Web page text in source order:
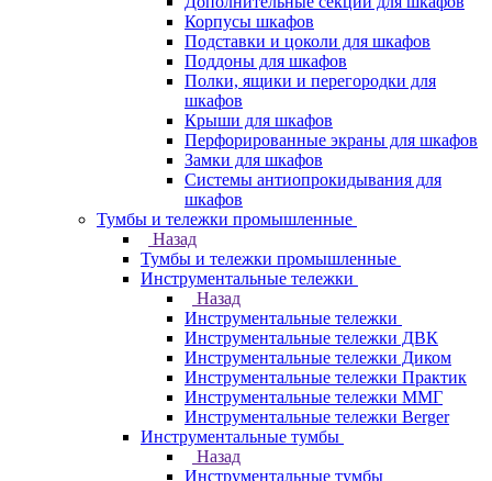
Корпусы шкафов
Подставки и цоколи для шкафов
Поддоны для шкафов
Полки, ящики и перегородки для
шкафов
Крыши для шкафов
Перфорированные экраны для шкафов
Замки для шкафов
Системы антиопрокидывания для
шкафов
Тумбы и тележки промышленные
Назад
Тумбы и тележки промышленные
Инструментальные тележки
Назад
Инструментальные тележки
Инструментальные тележки ДВК
Инструментальные тележки Диком
Инструментальные тележки Практик
Инструментальные тележки ММГ
Инструментальные тележки Berger
Инструментальные тумбы
Назад
Инструментальные тумбы